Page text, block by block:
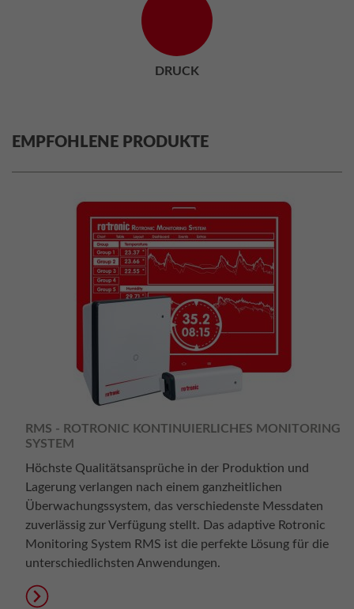
DRUCK
EMPFOHLENE PRODUKTE
RMS - ROTRONIC KONTINUIERLICHES MONITORING
SYSTEM
Höchste Qualitätsansprüche in der Produktion und
Lagerung verlangen nach einem ganzheitlichen
Überwachungssystem, das verschiedenste Messdaten
zuverlässig zur Verfügung stellt. Das adaptive Rotronic
Monitoring System RMS ist die perfekte Lösung für die
unterschiedlichsten Anwendungen.